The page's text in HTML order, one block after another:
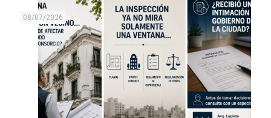
08/07/2026